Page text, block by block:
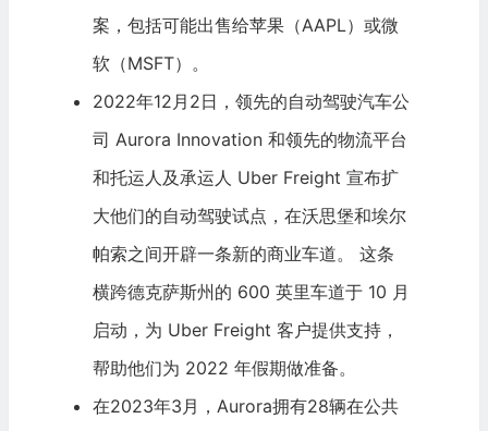
案，包括可能出售给苹果（AAPL）或微
软（MSFT）。
2022年12月2日，领先的自动驾驶汽车公
司 Aurora Innovation 和领先的物流平台
和托运人及承运人 Uber Freight 宣布扩
大他们的自动驾驶试点，在沃思堡和埃尔
帕索之间开辟一条新的商业车道。 这条
横跨德克萨斯州的 600 英里车道于 10 月
启动，为 Uber Freight 客户提供支持，
帮助他们为 2022 年假期做准备。
在2023年3月，Aurora拥有28辆在公共